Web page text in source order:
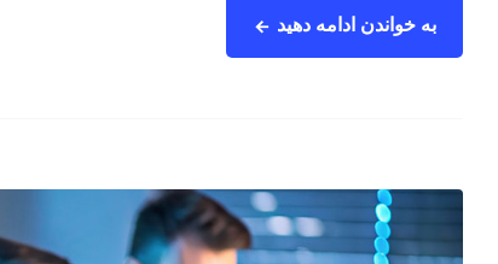
به خواندن ادامه دهید